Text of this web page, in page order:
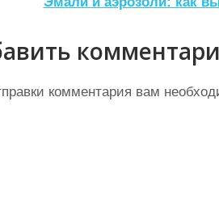
комментария вам